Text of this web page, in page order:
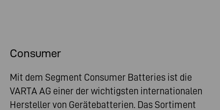
Consumer
Mit dem Segment Consumer Batteries ist die
VARTA AG einer der wichtigsten internationalen
Hersteller von Gerätebatterien. Das Sortiment